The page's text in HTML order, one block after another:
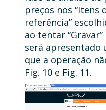
preços nos “Itens
referência”
ao tentar
será apresentado
que a operação
Fig. 10 e Fig. 11.